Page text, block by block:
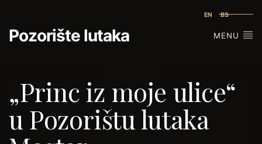
EN BS
Pozorište lutaka MENU
„Princ iz moje ulice“
u Pozorištu lutaka